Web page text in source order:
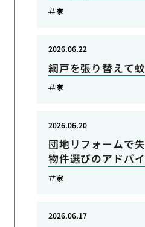
家
網戸を張り替えて
2026.06.22
家
団地リフォームで
物件選びのアドバ
2026.06.20
家
2026.06.17